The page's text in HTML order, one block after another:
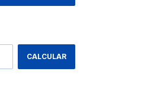
CALCULAR